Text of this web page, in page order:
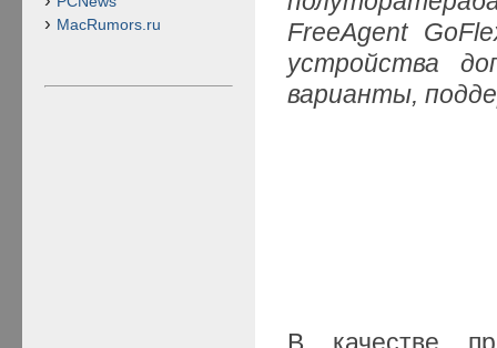
FreeAgent
устройства
варианты,
MacRumors.ru